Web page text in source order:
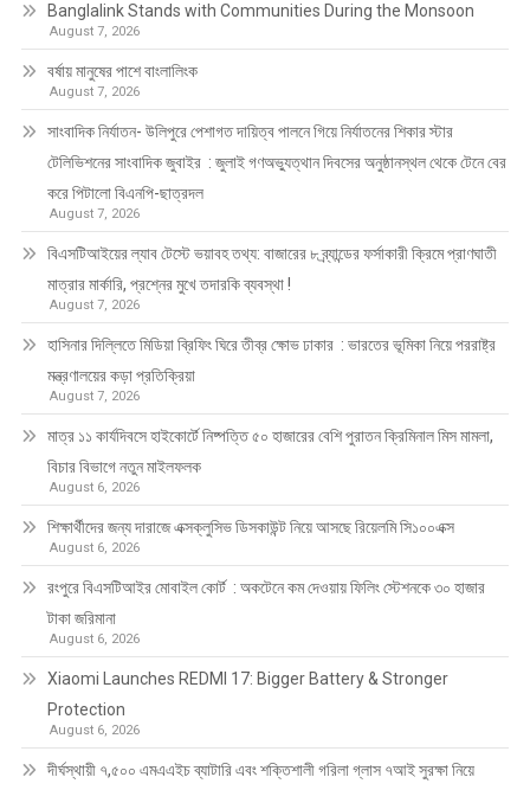
Banglalink Stands with Communities During the Monsoon
August 7, 2026
বর্ষায় মানুষের পাশে বাংলালিংক
August 7, 2026
সাংবাদিক নির্যাতন- উলিপুরে পেশাগত দায়িত্ব পালনে গিয়ে নির্যাতনের শিকার স্টার
টেলিভিশনের সাংবাদিক জুবাইর : জুলাই গণঅভ্যুত্থান দিবসের অনুষ্ঠানস্থল থেকে টেনে বের
করে পিটালো বিএনপি-ছাত্রদল
August 7, 2026
বিএসটিআইয়ের ল্যাব টেস্টে ভয়াবহ তথ্য: বাজারের ৮ ব্র্যান্ডের ফর্সাকারী ক্রিমে প্রাণঘাতী
মাত্রার মার্কারি, প্রশ্নের মুখে তদারকি ব্যবস্থা !
August 7, 2026
হাসিনার দিল্লিতে মিডিয়া ব্রিফিং ঘিরে তীব্র ক্ষোভ ঢাকার : ভারতের ভূমিকা নিয়ে পররাষ্ট্র
মন্ত্রণালয়ের কড়া প্রতিক্রিয়া
August 7, 2026
মাত্র ১১ কার্যদিবসে হাইকোর্টে নিষ্পত্তি ৫০ হাজারের বেশি পুরাতন ক্রিমিনাল মিস মামলা,
বিচার বিভাগে নতুন মাইলফলক
August 6, 2026
শিক্ষার্থীদের জন্য দারাজে এক্সক্লুসিভ ডিসকাউন্ট নিয়ে আসছে রিয়েলমি সি১০০এক্স
August 6, 2026
রংপুরে বিএসটিআইর মোবাইল কোর্ট : অকটেনে কম দেওয়ায় ফিলিং স্টেশনকে ৩০ হাজার
টাকা জরিমানা
August 6, 2026
Xiaomi Launches REDMI 17: Bigger Battery & Stronger
Protection
August 6, 2026
দীর্ঘস্থায়ী ৭,৫০০ এমএএইচ ব্যাটারি এবং শক্তিশালী গরিলা গ্লাস ৭আই সুরক্ষা নিয়ে